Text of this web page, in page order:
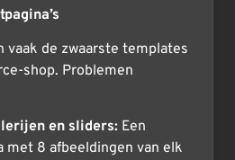
vaak de zwaarste templates
shop. Problemen
en sliders: Een
met 8 afbeeldingen van elk